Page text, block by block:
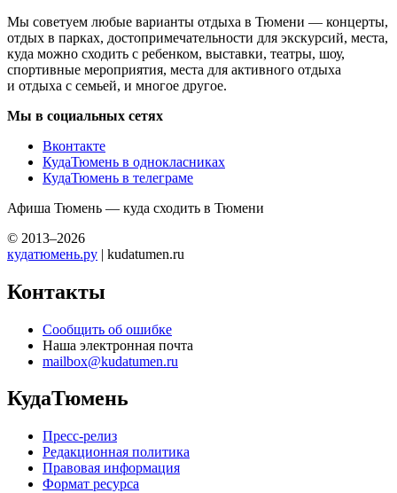
Мы советуем любые варианты отдыха в Тюмени — концерты,
отдых в парках, достопримечательности для экскурсий, места,
куда можно сходить с ребенком, выставки, театры, шоу,
спортивные мероприятия, места для активного отдыха
и отдыха с семьей, и многое другое.
Мы в социальных сетях
Вконтакте
КудаТюмень в однокласниках
КудаТюмень в телеграме
Афиша Тюмень — куда сходить в Тюмени
© 2013–2026
кудатюмень.ру | kudatumen.ru
Контакты
Сообщить об ошибке
Наша электронная почта
mailbox@kudatumen.ru
КудаТюмень
Пресс-релиз
Редакционная политика
Правовая информация
Формат ресурса